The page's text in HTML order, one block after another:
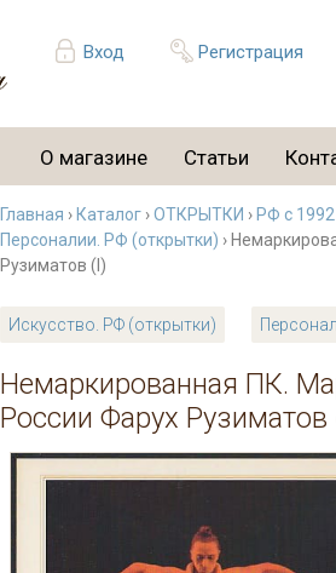
Вход Регистрация
О магазине Статьи
Главная › Каталог ›ОТКРЫТКИ › РФ с
Персоналии. РФ (открытки) ›
Рузиматов (I)
Искусство. РФ (открытки)
Немаркированная ПК.
России Фарух Рузиматов